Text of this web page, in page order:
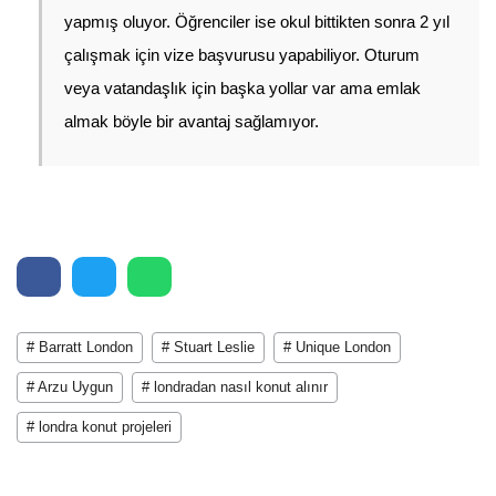
yapmış oluyor. Öğrenciler ise okul bittikten sonra 2 yıl
çalışmak için vize başvurusu yapabiliyor. Oturum
veya vatandaşlık için başka yollar var ama emlak
almak böyle bir avantaj sağlamıyor.
# Barratt London # Stuart Leslie # Unique London
# Arzu Uygun # londradan nasıl konut alınır
# londra konut projeleri